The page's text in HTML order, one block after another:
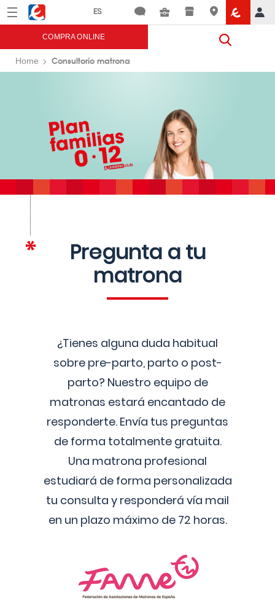
Menú Eroski
COMPRA ONLINE
Home Consultorio matrona
Pregunta a tu
matrona
¿Tienes alguna duda habitual
sobre pre-parto, parto o post-
parto? Nuestro equipo de
matronas estará encantado de
responderte. Envía tus preguntas
de forma totalmente gratuita.
Una matrona profesional
estudiará de forma personalizada
tu consulta y responderá vía mail
en un plazo máximo de 72 horas.